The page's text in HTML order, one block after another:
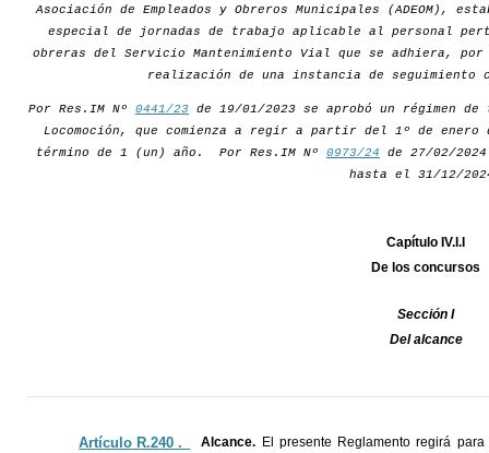
Asociación de Empleados y Obreros Municipales (ADEOM),
especial de jornadas de trabajo aplicable al personal
obreras del Servicio Mantenimiento Vial que se adhiera,
realización de una instancia de seguimiento
Por Res.IM Nº 0441/23 de 19/01/2023 se aprobó un régimen
Locomoción, que comienza a regir a partir del 1º de
término de 1 (un) año. Por Res.IM Nº 0973/24 de 27/02/
hasta el 31/12/
Capítulo IV.I.I
De los concursos
Sección I
Del alcance
Artículo R.240 ._ Alcance. El presente Reglamento regirá